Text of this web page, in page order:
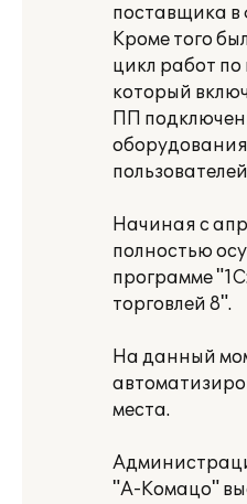
поставщика в
Кроме того
цикл работ
который
ПП
Начиная с
полностью
программе
торговлей 8".
На данный
места.
"А-Комацо"